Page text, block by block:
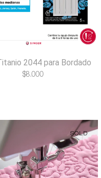
2044 para Bordado
$8.000
SOLD